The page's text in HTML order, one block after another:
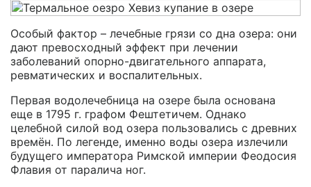
Особый фактор – лечебные грязи со дна озера: они
дают превосходный эффект при лечении
заболеваний опорно-двигательного аппарата,
ревматических и воспалительных.
Первая водолечебница на озере была основана
еще в 1795 г. графом Фештетичем. Однако
целебной силой вод озера пользовались с древних
времён. По легенде, именно воды озера излечили
будущего императора Римской империи Феодосия
Флавия от паралича ног.